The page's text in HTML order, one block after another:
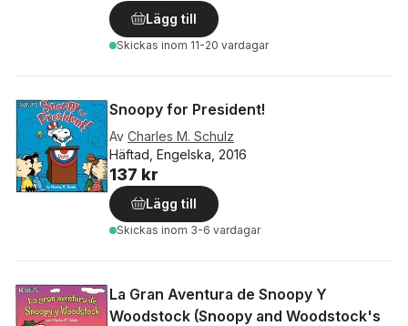
Lägg till
Skickas inom 11-20 vardagar
Snoopy for President!
Av Charles M. Schulz
Häftad, Engelska, 2016
137 kr
Lägg till
Skickas inom 3-6 vardagar
La Gran Aventura de Snoopy Y
Woodstock (Snoopy and Woodstock's